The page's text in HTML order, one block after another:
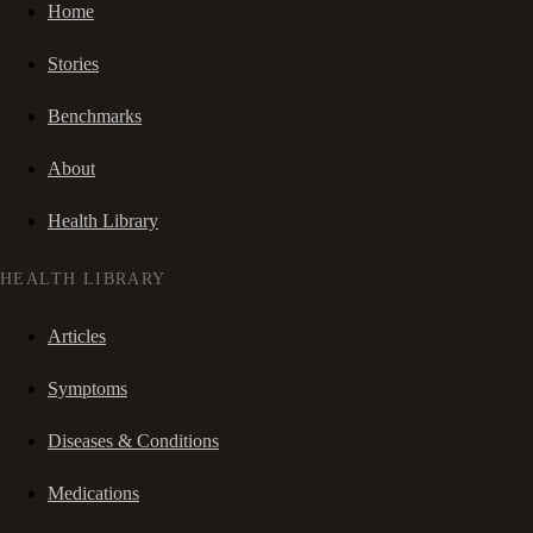
Home
Stories
Benchmarks
About
Health Library
HEALTH LIBRARY
Articles
Symptoms
Diseases & Conditions
Medications